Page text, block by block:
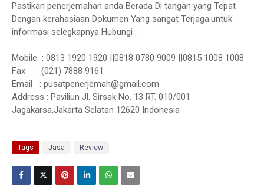
Pastikan penerjemahan anda Berada Di tangan yang Tepat
Dengan kerahasiaan Dokumen Yang sangat Terjaga.untuk
informasi selegkapnya Hubungi :
Mobile : 0813 1920 1920 ||0818 0780 9009 ||0815 1008 1008
Fax : (021) 7888 9161
Email : pusatpenerjemah@gmail.com
Address : Paviliun Jl. Sirsak No. 13 RT. 010/001
Jagakarsa,Jakarta Selatan 12620 Indonesia
Tags Jasa Review